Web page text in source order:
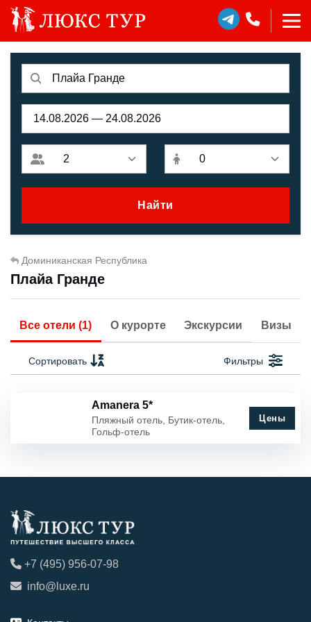
Найти
Доминиканская Республика
Плайа Гранде
Все отели (1) О курорте Экскурсии Визы
Сортировать Фильтры
Amanera 5*
Пляжный отель, Бутик-отель,
Гольф-отель
Цены
+7 (495) 956-07-98
info@luxe.ru